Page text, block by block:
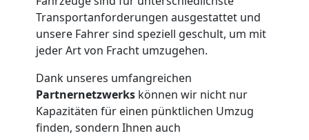
Transportanforderungen ausgestattet und
unsere Fahrer sind speziell geschult, um mit
jeder Art von Fracht umzugehen.
Dank unseres umfangreichen
Partnernetzwerks können wir nicht nur
Kapazitäten für einen pünktlichen Umzug
finden, sondern Ihnen auch
Wiener
Neustadt
Möbeltransport